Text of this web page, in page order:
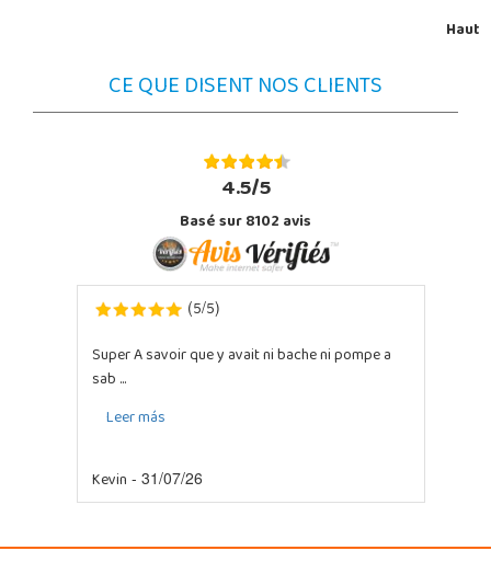
Haut
CE QUE DISENT NOS CLIENTS
4.5/5
Basé sur 8102 avis
(5/5)
Super A savoir que y avait ni bache ni pompe a
sab ...
Leer más
Kevin - 31/07/26